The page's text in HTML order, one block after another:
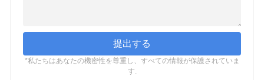
提出する
*私たちはあなたの機密性を尊重し、すべての情報が保護されていま
す.